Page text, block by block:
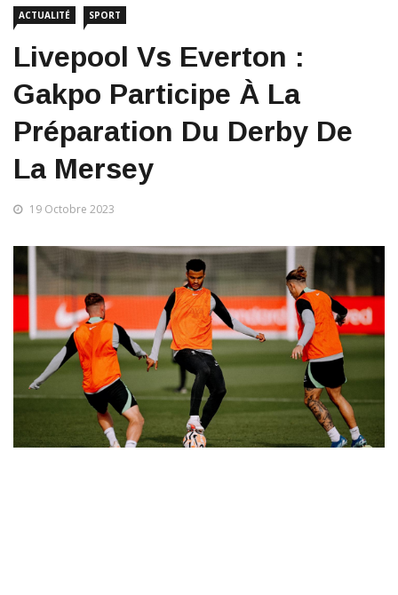
ACTUALITÉ SPORT
Livepool Vs Everton :
Gakpo Participe À La
Préparation Du Derby De
La Mersey
19 Octobre 2023